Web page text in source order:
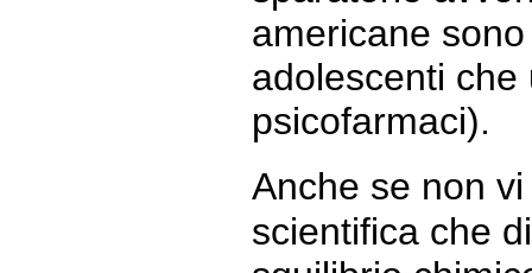
americane
adolescenti che
psicofarmaci).
Anche se non
scientifica che